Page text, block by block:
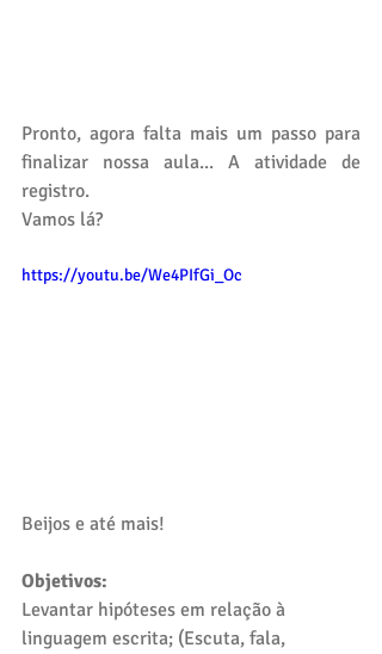
Pronto, agora falta mais um passo para
finalizar nossa aula... A atividade de
registro.
Vamos lá?
https://youtu.be/We4PIfGi_Oc
Beijos e até mais!
Objetivos:
Levantar hipóteses em relação à
linguagem escrita; (Escuta, fala,